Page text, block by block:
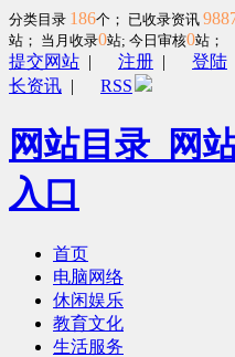
分类目录 186个； 已收录资讯
站； 当月收录0站; 今日审核0站；
提交网站 | 注册 | 登陆
长资讯 | RSS
网站目录_网
入口
首页
电脑网络
休闲娱乐
教育文化
生活服务